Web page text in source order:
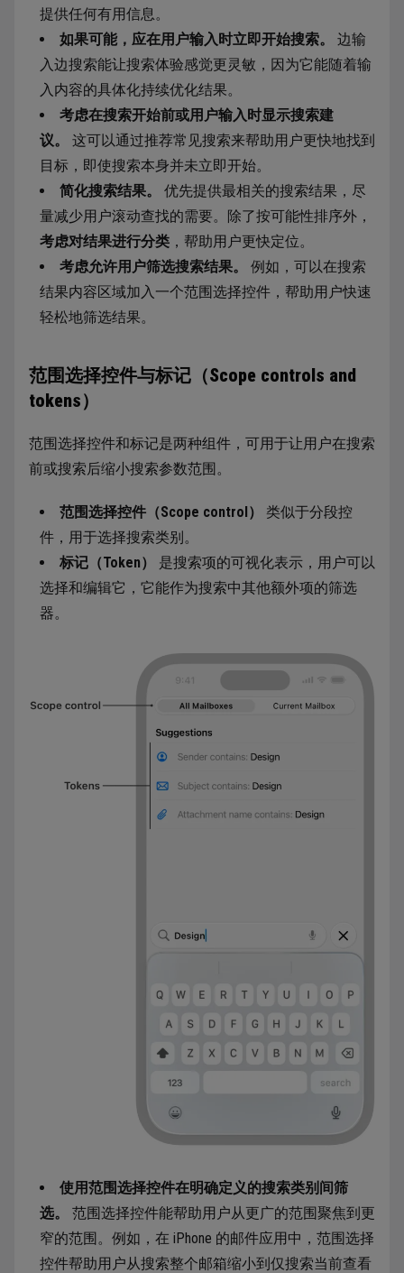
提供任何有用信息。
如果可能，应在用户输入时立即开始搜索。
边输
入边搜索能让搜索体验感觉更灵敏，因为它能随着输
入内容的具体化持续优化结果。
考虑在搜索开始前或用户输入时显示搜索建
议。
这可以通过推荐常见搜索来帮助用户更快地找到
目标，即使搜索本身并未立即开始。
简化搜索结果。
优先提供最相关的搜索结果，尽
量减少用户滚动查找的需要。除了按可能性排序外，
考虑对结果进行分类 ，帮助用户更快定位。
考虑允许用户筛选搜索结果。
例如，可以在搜索
结果内容区域加入一个范围选择控件，帮助用户快速
轻松地筛选结果。
范围选择控件与标记（Scope controls and
tokens）
范围选择控件和标记是两种组件，可用于让用户在搜索
前或搜索后缩小搜索参数范围。
范围选择控件（Scope control）
类似于分段控
件，用于选择搜索类别。
标记（Token）
是搜索项的可视化表示，用户可以
选择和编辑它，它能作为搜索中其他额外项的筛选
器。
使用范围选择控件在明确定义的搜索类别间筛
选。
范围选择控件能帮助用户从更广的范围聚焦到更
窄的范围。例如，在 iPhone 的邮件应用中，范围选择
控件帮助用户从搜索整个邮箱缩小到仅搜索当前查看